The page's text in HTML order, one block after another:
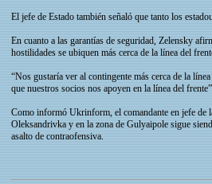
El jefe de Estado también señaló que tanto los
En cuanto a las garantías de seguridad, Zelensky
hostilidades se ubiquen más cerca de la línea del
“Nos gustaría ver al contingente más cerca de la
que nuestros socios nos apoyen en la línea del
Como informó Ukrinform, el comandante en jefe de
Oleksandrivka y en la zona de Gulyaipole sigue
asalto de contraofensiva.